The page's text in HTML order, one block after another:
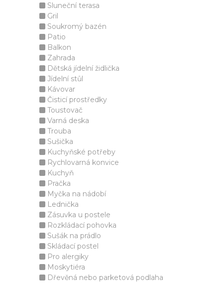
Sluneční terasa
Gril
Soukromý bazén
Patio
Balkon
Zahrada
Dětská jídelní židlička
Jídelní stůl
Kávovar
Čisticí prostředky
Toustovač
Varná deska
Trouba
Sušička
Kuchyňské potřeby
Rychlovarná konvice
Kuchyň
Pračka
Myčka na nádobí
Lednička
Zásuvka u postele
Rozkládací pohovka
Sušák na prádlo
Skládací postel
Pro alergiky
Moskytiéra
Dřevěná nebo parketová podlaha